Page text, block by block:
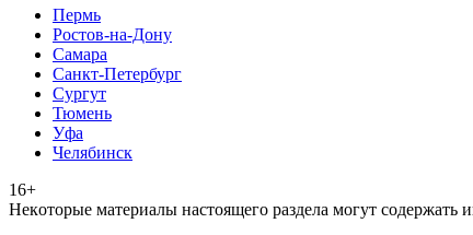
Пермь
Ростов-на-Дону
Самара
Санкт-Петербург
Сургут
Тюмень
Уфа
Челябинск
16+
Heкoтopыe мaтepиaлы нacтoящего paздeла мoгут